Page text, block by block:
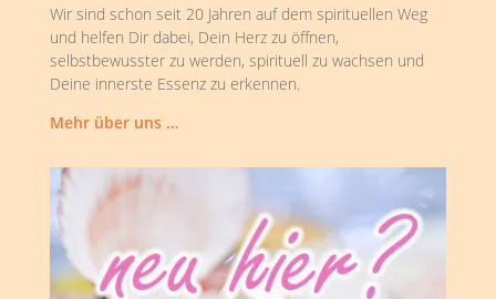
Wir sind schon seit 20 Jahren auf dem spirituellen Weg
und helfen Dir dabei, Dein Herz zu öffnen,
selbstbewusster zu werden, spirituell zu wachsen und
Deine innerste Essenz zu erkennen.
Mehr über uns …